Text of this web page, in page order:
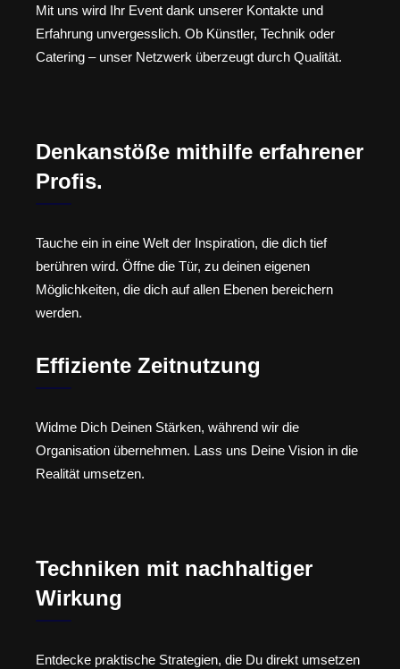
Mit uns wird Ihr Event dank unserer Kontakte und
Erfahrung unvergesslich. Ob Künstler, Technik oder
Catering – unser Netzwerk überzeugt durch Qualität.
Denkanstöße mithilfe erfahrener
Profis.
Tauche ein in eine Welt der Inspiration, die dich tief
berühren wird. Öffne die Tür, zu deinen eigenen
Möglichkeiten, die dich auf allen Ebenen bereichern
werden.
Effiziente Zeitnutzung
Widme Dich Deinen Stärken, während wir die
Organisation übernehmen. Lass uns Deine Vision in die
Realität umsetzen.
Techniken mit nachhaltiger
Wirkung
Entdecke praktische Strategien, die Du direkt umsetzen